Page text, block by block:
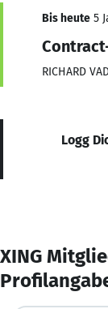
Bis heute 5
RICHARD
Logg
XING